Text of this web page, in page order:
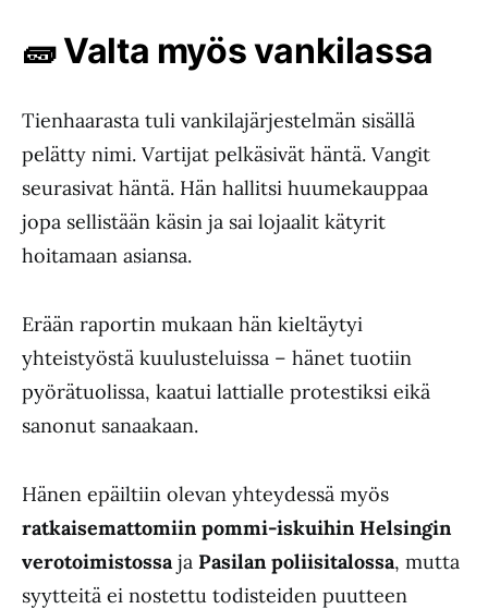
🧱Valta myös vankilassa
Tienhaarasta tuli vankilajärjestelmän sisällä
pelätty nimi. Vartijat pelkäsivät häntä. Vangit
seurasivat häntä. Hän hallitsi huumekauppaa
jopa sellistään käsin ja sai lojaalit kätyrit
hoitamaan asiansa.
Erään raportin mukaan hän kieltäytyi
yhteistyöstä kuulusteluissa – hänet tuotiin
pyörätuolissa, kaatui lattialle protestiksi eikä
sanonut sanaakaan.
Hänen epäiltiin olevan yhteydessä myös
ratkaisemattomiin pommi-iskuihin Helsingin
verotoimistossaja Pasilan poliisitalossa, mutta
syytteitä ei nostettu todisteiden puutteen